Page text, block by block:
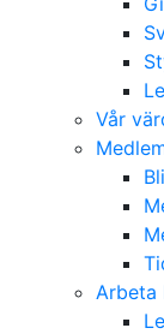
Vår
Arbeta